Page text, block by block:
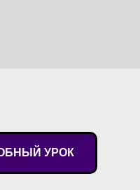
УРОК